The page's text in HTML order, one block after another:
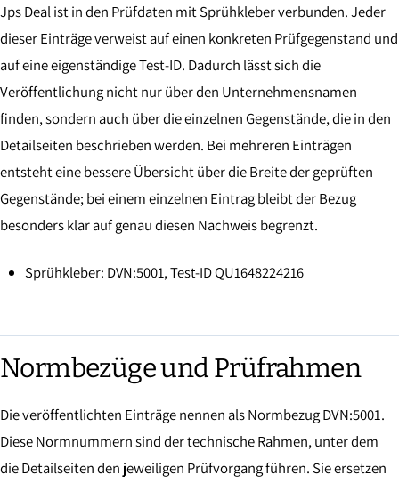
Jps Deal ist in den Prüfdaten mit Sprühkleber verbunden. Jeder
dieser Einträge verweist auf einen konkreten Prüfgegenstand und
auf eine eigenständige Test-ID. Dadurch lässt sich die
Veröffentlichung nicht nur über den Unternehmensnamen
finden, sondern auch über die einzelnen Gegenstände, die in den
Detailseiten beschrieben werden. Bei mehreren Einträgen
entsteht eine bessere Übersicht über die Breite der geprüften
Gegenstände; bei einem einzelnen Eintrag bleibt der Bezug
besonders klar auf genau diesen Nachweis begrenzt.
Sprühkleber: DVN:5001, Test-ID QU1648224216
Normbezüge und Prüfrahmen
Die veröffentlichten Einträge nennen als Normbezug DVN:5001.
Diese Normnummern sind der technische Rahmen, unter dem
die Detailseiten den jeweiligen Prüfvorgang führen. Sie ersetzen